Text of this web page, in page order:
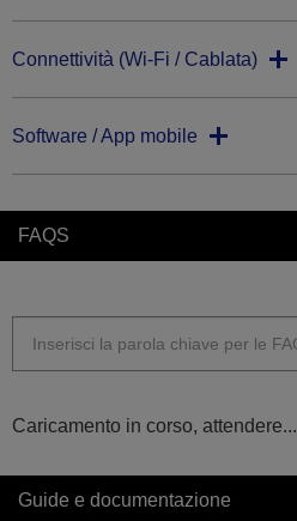
Connettività (Wi-Fi / Cablata)
Software / App mobile
FAQS
Caricamento in corso, attendere...
Guide e documentazione